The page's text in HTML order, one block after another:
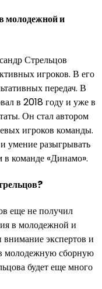
молодежной и
Стрельцов
игроков. В его
передач. В
в 2018 году и уже в
Он стал автором
игроков команды.
умение разыгрывать
в команде «Динамо».
еще не получил
в молодежной и
экспертов и
молодежную сборную
будет еще много